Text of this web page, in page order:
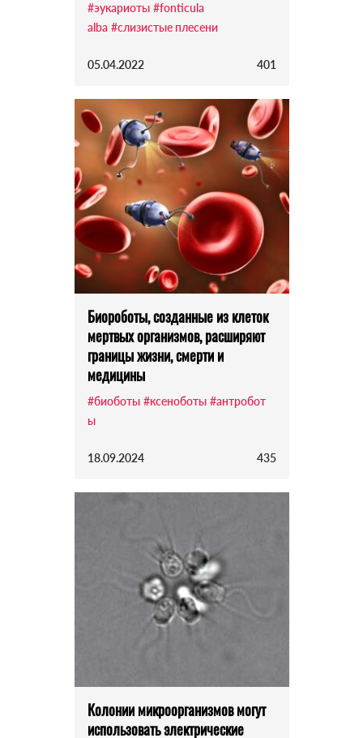
#эукариоты #fonticula
alba #слизистые плесени
05.04.2022 401
Биороботы, созданные из клеток
мертвых организмов, расширяют
границы жизни, смерти и
медицины
#биоботы #ксеноботы #антробот
ы
18.09.2024 435
Колонии микроорганизмов могут
использовать электрические